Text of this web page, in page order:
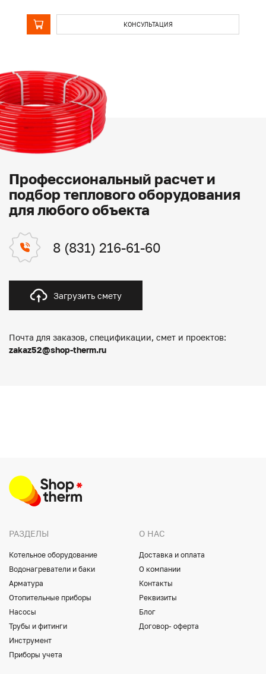
КОНСУЛЬТАЦИЯ
Профессиональный расчет и
подбор теплового оборудования
для любого объекта
8 (831) 216-61-60
Загрузить смету
Почта для заказов, спецификации, смет и проектов:
zakaz52@shop-therm.ru
РАЗДЕЛЫ
Котельное оборудование
Водонагреватели и баки
Арматура
Отопительные приборы
Насосы
Трубы и фитинги
Инструмент
Приборы учета
О НАС
Доставка и оплата
О компании
Контакты
Реквизиты
Блог
Договор- оферта